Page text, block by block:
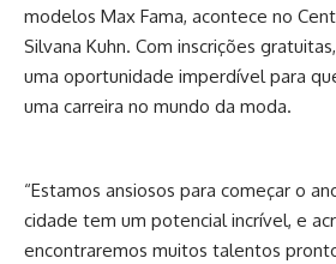
modelos Max Fama, acontece no
Silvana Kuhn. Com inscrições
uma oportunidade imperdível para
uma carreira no mundo da moda.
“Estamos ansiosos para começar o
cidade tem um potencial incrível, e
encontraremos muitos talentos